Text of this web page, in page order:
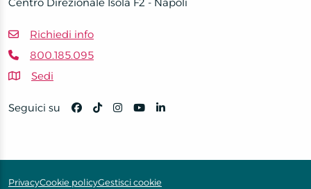
Richiedi info
800.185.095
Sedi
Seguici su
PrivacyCookie policyGestisci cookie